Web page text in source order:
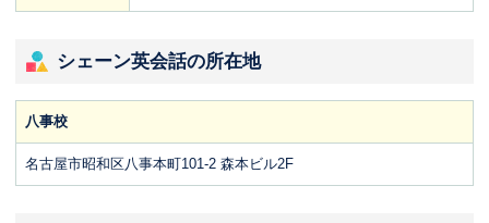
シェーン英会話の所在地
八事校
名古屋市昭和区八事本町101-2 森本ビル2F